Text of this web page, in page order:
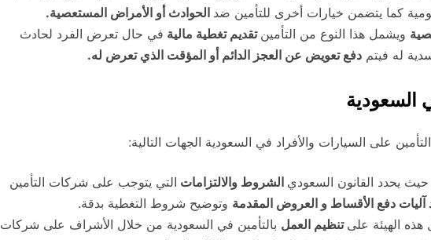
كما يتضمن خيارات أخرى للتأمين ضد الحوادث أو الأمراض المستعصية.
ويشمل هذا النوع من التأمين تقديم تغطية مالية في حال تعرض الفرد لحادث
له فيتم دفع تعويض عن العجز الدائم أو المؤقت الذي تعرض له.
السعودية
على السيارات والأفراد في السعودية الجهات التالية:
حيث يحدد القانون السعودي الشروط والالتزامات التي يتوجب على شركات التأمين
آليات دفع الأقساط و العروض المقدمة وتوضيح شروط التغطية بدقة.
هذه الهيئة على تنظيم العمل بالتأمين في السعودية من خلال الأشراف على شركات